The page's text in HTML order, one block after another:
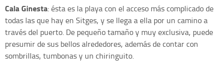
Cala Ginesta: ésta es la playa con el acceso más complicado de
todas las que hay en Sitges, y se llega a ella por un camino a
través del puerto. De pequeño tamaño y muy exclusiva, puede
presumir de sus bellos alrededores, además de contar con
sombrillas, tumbonas y un chiringuito.